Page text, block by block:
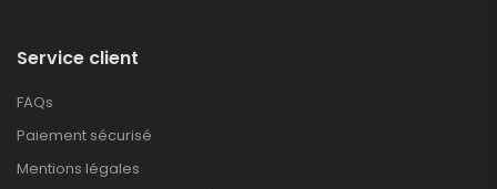
Service client
FAQs
Paiement sécurisé
Mentions légales